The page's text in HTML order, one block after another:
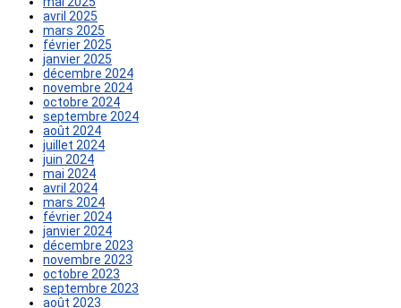
avril 2025
mars 2025
février 2025
janvier 2025
décembre 2024
novembre 2024
octobre 2024
septembre 2024
août 2024
juillet 2024
juin 2024
mai 2024
avril 2024
mars 2024
février 2024
janvier 2024
décembre 2023
novembre 2023
octobre 2023
septembre 2023
août 2023